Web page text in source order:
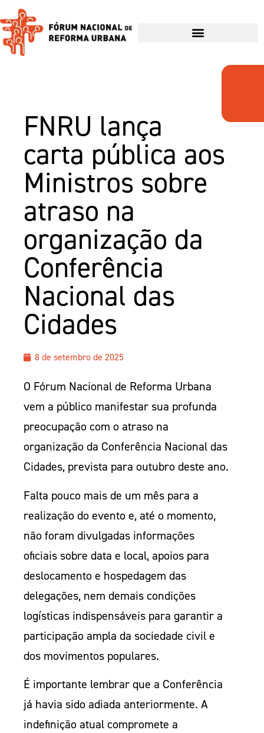
FNRU lança
carta pública aos
Ministros sobre
atraso na
organização da
Conferência
Nacional das
Cidades
8 de setembro de 2025
O Fórum Nacional de Reforma Urbana
vem a público manifestar sua profunda
preocupação com o atraso na
organização da Conferência Nacional das
Cidades, prevista para outubro deste ano.
Falta pouco mais de um mês para a
realização do evento e, até o momento,
não foram divulgadas informações
oficiais sobre data e local, apoios para
deslocamento e hospedagem das
delegações, nem demais condições
logísticas indispensáveis para garantir a
participação ampla da sociedade civil e
dos movimentos populares.
É importante lembrar que a Conferência
já havia sido adiada anteriormente. A
indefinição atual compromete a